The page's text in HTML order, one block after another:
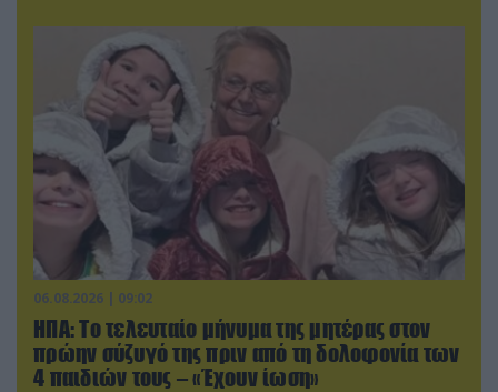
06.08.2026 | 09:02
ΗΠΑ: Το τελευταίο μήνυμα της μητέρας στον
πρώην σύζυγό της πριν από τη δολοφονία των
4 παιδιών τους – «Έχουν ίωση»